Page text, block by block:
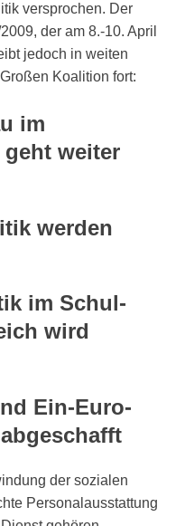
versprochen. Der
der am 8.-10. April
jedoch in weiten
Koalition fort:
im
weiter
werden
im Schul-
wird
Ein-Euro-
der sozialen
Personalausstattung